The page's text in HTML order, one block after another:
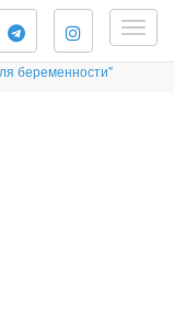
беременности"